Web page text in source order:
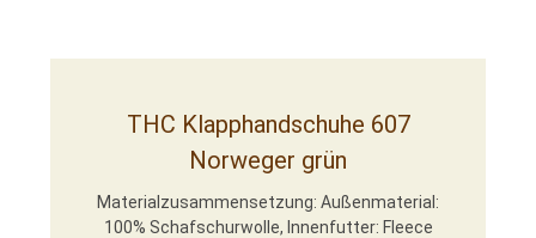
THC Klapphandschuhe 607
Norweger grün
Materialzusammensetzung: Außenmaterial:
100% Schafschurwolle, Innenfutter: Fleece